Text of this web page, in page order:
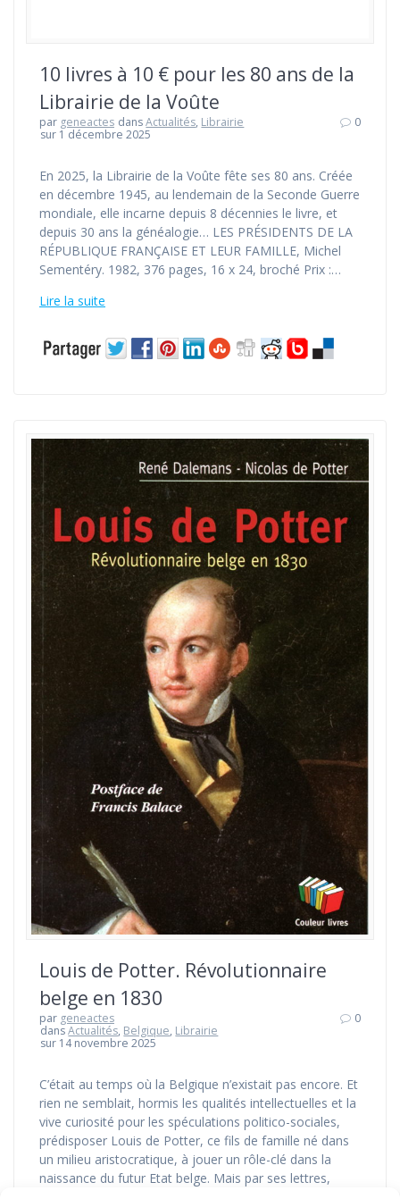
10 livres à 10 € pour les 80 ans de la
Librairie de la Voûte
par geneactes dansActualités, Librairie
sur 1 décembre 2025
0
En 2025, la Librairie de la Voûte fête ses 80 ans. Créée
en décembre 1945, au lendemain de la Seconde Guerre
mondiale, elle incarne depuis 8 décennies le livre, et
depuis 30 ans la généalogie… LES PRÉSIDENTS DE LA
RÉPUBLIQUE FRANÇAISE ET LEUR FAMILLE, Michel
Sementéry. 1982, 376 pages, 16 x 24, broché Prix :…
Lire la suite
Louis de Potter. Révolutionnaire
belge en 1830
par geneactes
dansActualités, Belgique, Librairie
sur 14 novembre 2025
0
C’était au temps où la Belgique n’existait pas encore. Et
rien ne semblait, hormis les qualités intellectuelles et la
vive curiosité pour les spéculations politico-sociales,
prédisposer Louis de Potter, ce fils de famille né dans
un milieu aristocratique, à jouer un rôle-clé dans la
naissance du futur Etat belge. Mais par ses lettres,